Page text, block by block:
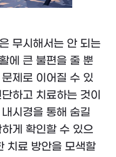
무시해서는 안 되는
에 큰 불편을 줄 뿐
제로 이어질 수 있
하고 치료하는 것이
시경을 통해 숨길
게 확인할 수 있으
치료 방안을 모색할